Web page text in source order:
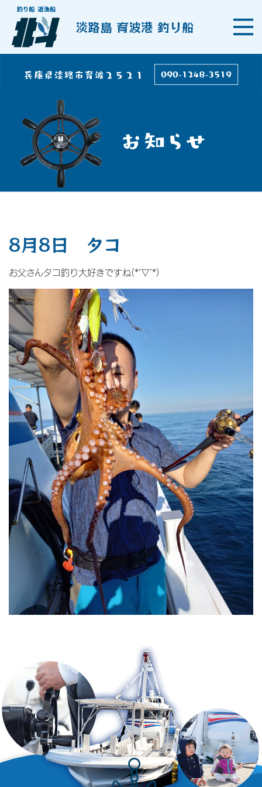
淡路島 育波港 釣り船
8月8日 タコ
お父さんタコ釣り大好きですね(*’▽’*)